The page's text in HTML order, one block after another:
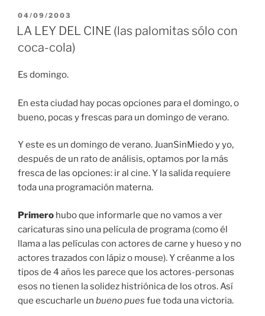
PUBLICADO
EN
04/09/2003
LA LEY DEL CINE (las palomitas sólo con
coca-cola)
Es domingo.
En esta ciudad hay pocas opciones para el domingo, o
bueno, pocas y frescas para un domingo de verano.
Y este es un domingo de verano. JuanSinMiedo y yo,
después de un rato de análisis, optamos por la más
fresca de las opciones: ir al cine. Y la salida requiere
toda una programación materna.
Primero hubo que informarle que no vamos a ver
caricaturas sino una película de programa (como él
llama a las películas con actores de carne y hueso y no
actores trazados con lápiz o mouse). Y créanme a los
tipos de 4 años les parece que los actores-personas
esos no tienen la solidez histriónica de los otros. Así
que escucharle un bueno pues fue toda una victoria.